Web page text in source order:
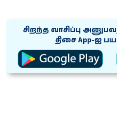
சிறந்த வாசிப்பு
திசை App-ஐ